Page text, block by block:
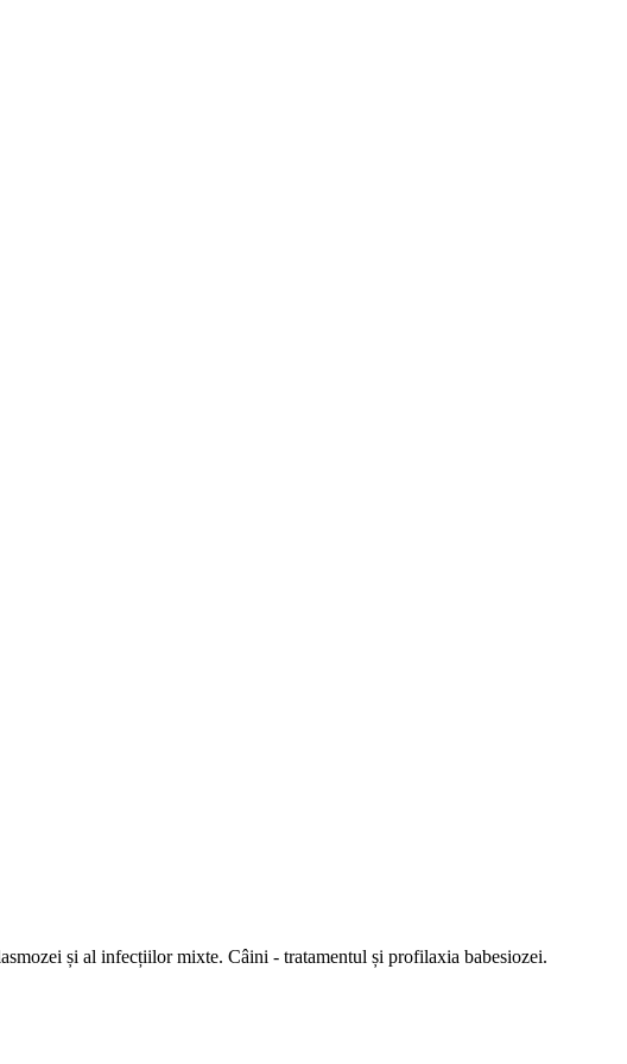
și al infecțiilor mixte. Câini - tratamentul și profilaxia babesiozei.